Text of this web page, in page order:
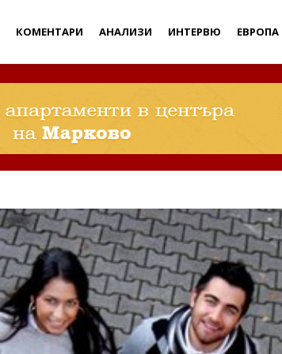
КОМЕНТАРИ АНАЛИЗИ ИНТЕРВЮ ЕВРОПА